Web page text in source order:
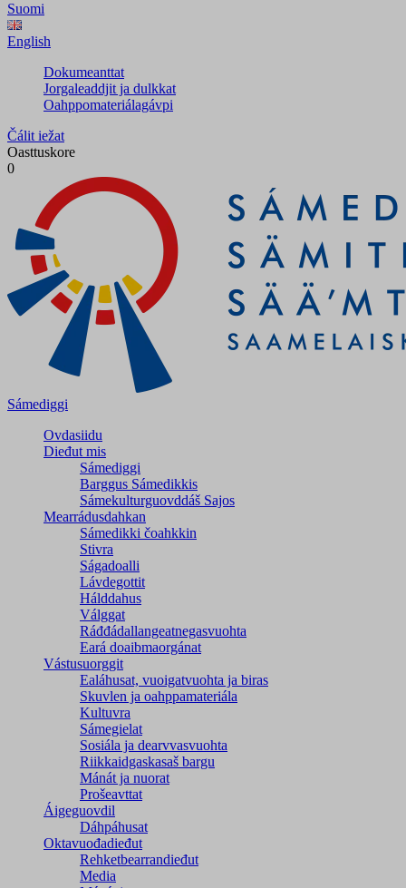
Suomi
English
Dokumeanttat
Jorgaleaddjit ja dulkkat
Oahppomateriálagávpi
Čálit iežat
Oasttuskore
0
Sámediggi
Ovdasiidu
Dieđut mis
Sámediggi
Barggus Sámedikkis
Sámekulturguovddáš Sajos
Mearrádusdahkan
Sámedikki čoahkkin
Stivra
Ságadoalli
Lávdegottit
Hálddahus
Válggat
Ráđđádallangeatnegas­vuohta
Eará doaibmaorgánat
Vástusuorggit
Ealáhusat, vuoigatvuohta ja biras
Skuvlen ja oahppamateriála
Kultuvra
Sámegielat
Sosiála ja dearvvasvuohta
Riikkaidgaskasaš bargu
Mánát ja nuorat
Prošeavttat
Áigeguovdil
Dáhpáhusat
Oktavuođadieđut
Rehketbearrandieđut
Media